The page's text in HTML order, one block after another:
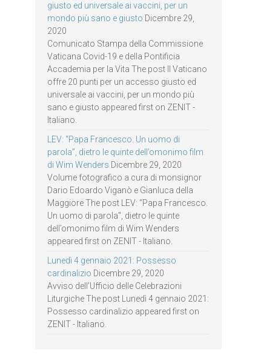
giusto ed universale ai vaccini, per un
mondo più sano e giusto Dicembre 29,
2020
Comunicato Stampa della Commissione
Vaticana Covid-19 e della Pontificia
Accademia per la Vita The post Il Vaticano
offre 20 punti per un accesso giusto ed
universale ai vaccini, per un mondo più
sano e giusto appeared first on ZENIT -
Italiano.
LEV: “Papa Francesco. Un uomo di
parola”, dietro le quinte dell’omonimo film
di Wim Wenders Dicembre 29, 2020
Volume fotografico a cura di monsignor
Dario Edoardo Viganò e Gianluca della
Maggiore The post LEV: “Papa Francesco.
Un uomo di parola”, dietro le quinte
dell’omonimo film di Wim Wenders
appeared first on ZENIT - Italiano.
Lunedì 4 gennaio 2021: Possesso
cardinalizio Dicembre 29, 2020
Avviso dell’Ufficio delle Celebrazioni
Liturgiche The post Lunedì 4 gennaio 2021:
Possesso cardinalizio appeared first on
ZENIT - Italiano.